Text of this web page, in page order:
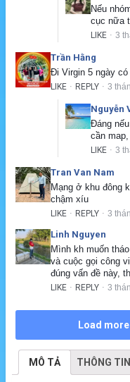
Nếu
cục nữa
LIKE · 3
Trần Hằng
Đi Virgin 5 ngày
LIKE · REPLY · 3
Nguyễn
Đáng
cần
LIKE · 3
Tran Van Nam
Mạng ở khu đông
chậm xíu
LIKE · REPLY · 3
Linh Nguyen
Mình kh muốn
và cuộc gọi công
đúng vấn đề này,
LIKE · REPLY · 3
Load
MÔ TẢ THÔNG